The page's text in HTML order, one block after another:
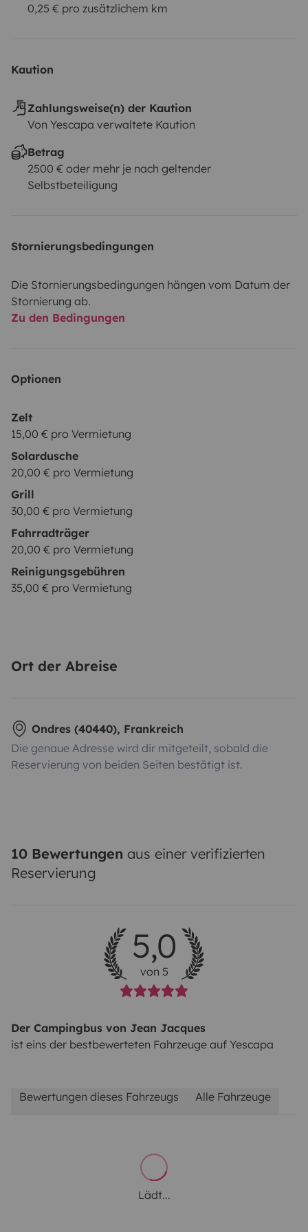
0,25 € pro zusätzlichem km
Kaution
Zahlungsweise(n) der Kaution
Von Yescapa verwaltete Kaution
Betrag
2500 € oder mehr je nach geltender
Selbstbeteiligung
Stornierungsbedingungen
Die Stornierungsbedingungen hängen vom Datum der
Stornierung ab.
Zu den Bedingungen
Optionen
Zelt
15,00 € pro Vermietung
Solardusche
20,00 € pro Vermietung
Grill
30,00 € pro Vermietung
Fahrradträger
20,00 € pro Vermietung
Reinigungsgebühren
35,00 € pro Vermietung
Ort der Abreise
Ondres (40440), Frankreich
Die genaue Adresse wird dir mitgeteilt, sobald die
Reservierung von beiden Seiten bestätigt ist.
10 Bewertungen aus einer verifizierten
Reservierung
5,0
von 5
Der Campingbus von Jean Jacques
ist eins der bestbewerteten Fahrzeuge auf Yescapa
Bewertungen dieses Fahrzeugs Alle Fahrzeuge
Lädt...